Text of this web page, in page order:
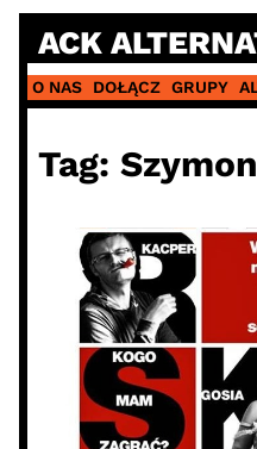
Skip
content
ACK
O NAS DOŁĄCZ GRUPY
Tag: